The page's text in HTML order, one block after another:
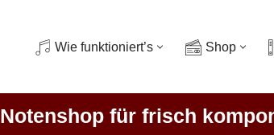
Wie funktioniert’s Shop
Notenshop für frisch